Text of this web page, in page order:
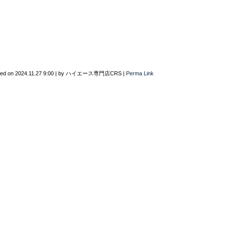
on 2024.11.27 9:00 | by ハイエース専門店CRS | Perma Link